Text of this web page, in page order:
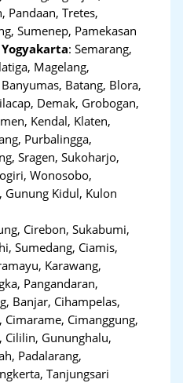
Pandaan, Tretes,
Sumenep, Pamekasan
:Semarang,
Magelang,
Batang, Blora,
Demak, Grobogan,
Kendal, Klaten,
Purbalingga,
Sragen, Sukoharjo,
Wonosobo,
Gunung Kidul, Kulon
Cirebon, Sukabumi,
Sumedang, Ciamis,
Karawang,
Pangandaran,
Banjar, Cihampelas,
Cimarame, Cimanggung,
Cililin, Gununghalu,
Padalarang,
Tanjungsari